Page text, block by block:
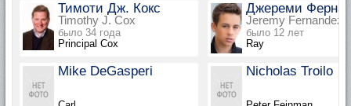
Тимоти Дж. Кокс
Timothy J. Cox
было 34 года
Principal Cox
Джереми
Jeremy Fernandez
было 12 лет
Ray
Mike DeGasperi Nicholas Troilo